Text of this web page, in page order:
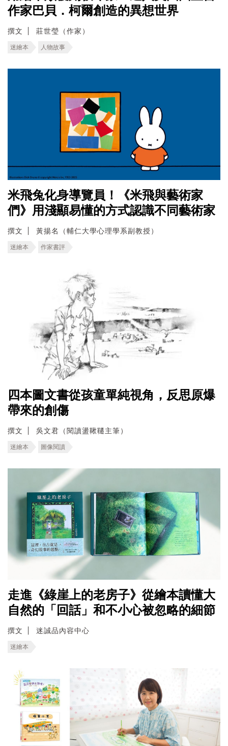
作家巴貝．柯爾創造的異想世界
撰文 莊世瑩（作家）
迷繪本 人物故事
米飛兔化身導覽員！《米飛與藝術家
們》用淺顯易懂的方式認識不同藝術家
撰文 黃揚名（輔仁大學心理學系副教授）
迷繪本 作家書評
四本圖文書從孩童單純視角，反思原爆
帶來的創傷
撰文 吳文君（閱讀盪鞦韆主筆）
迷繪本 圖像閱讀
走進《綠崖上的老房子》從繪本讀懂大
自然的「回話」和不小心被忽略的細節
撰文 迷誠品內容中心
迷繪本